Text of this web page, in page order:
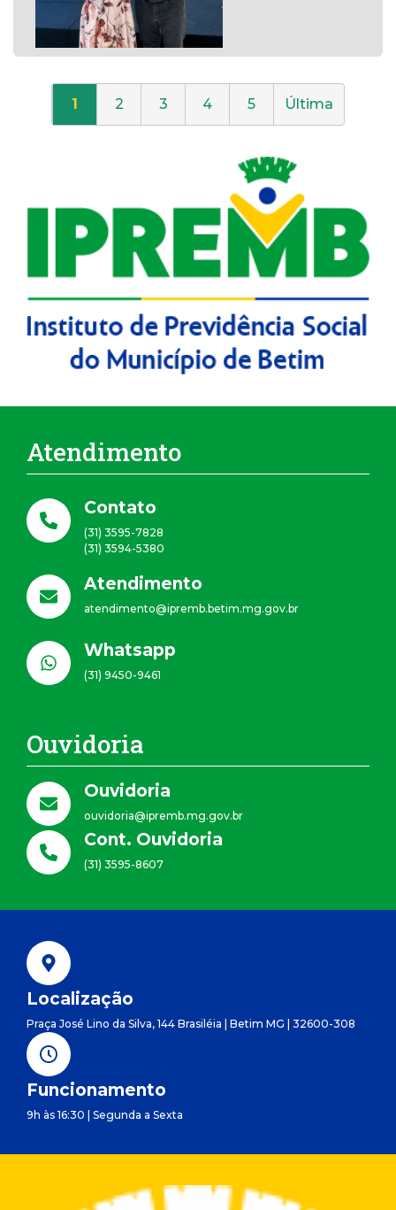
1 2 3 4 5 Última
Atendimento
Contato
(31) 3595-7828
(31) 3594-5380
Atendimento
atendimento@ipremb.betim.mg.gov.br
Whatsapp
(31) 9450-9461
Ouvidoria
Ouvidoria
ouvidoria@ipremb.mg.gov.br
Cont. Ouvidoria
(31) 3595-8607
Localização
Praça José Lino da Silva, 144 Brasiléia | Betim MG | 32600-308
Funcionamento
9h às 16:30 | Segunda a Sexta